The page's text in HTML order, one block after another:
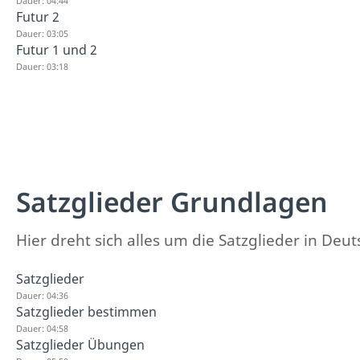
Futur 2
Dauer: 03:05
Futur 1 und 2
Dauer: 03:18
Satzglieder Grundlagen
Hier dreht sich alles um die Satzglieder in
Satzglieder
Dauer: 04:36
Satzglieder bestimmen
Dauer: 04:58
Satzglieder Übungen